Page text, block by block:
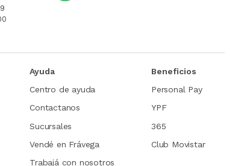
Ayuda
Centro de ayuda
Contactanos
Sucursales
Vendé en Frávega
Trabajá con nosotros
Beneficios
Personal Pay
YPF
365
Club Movistar